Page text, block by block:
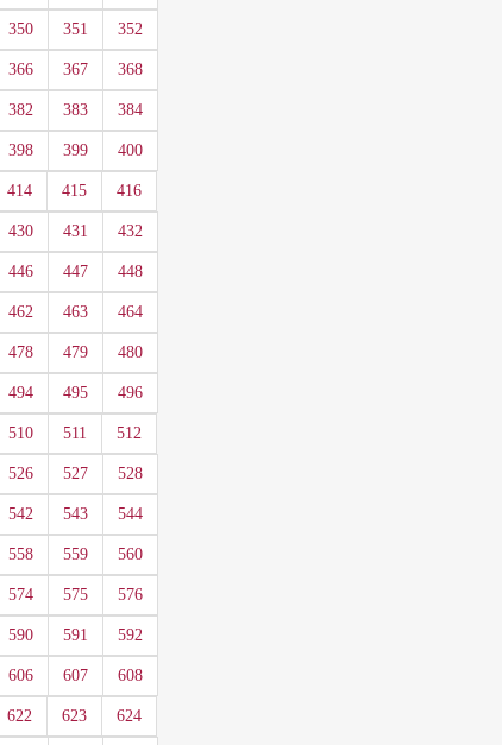
350 351 352
366 367 368
382 383 384
398 399 400
414 415 416
430 431 432
446 447 448
462 463 464
478 479 480
494 495 496
510 511 512
526 527 528
542 543 544
558 559 560
574 575 576
590 591 592
606 607 608
622 623 624